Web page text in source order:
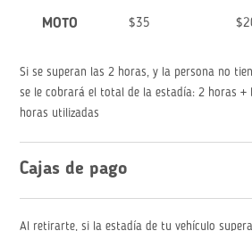
MOTO $35
Si se superan las 2 horas, y la persona no
se le cobrará el total de la estadía: 2 horas
horas utilizadas
Cajas de pago
Al retirarte, si la estadía de tu vehículo